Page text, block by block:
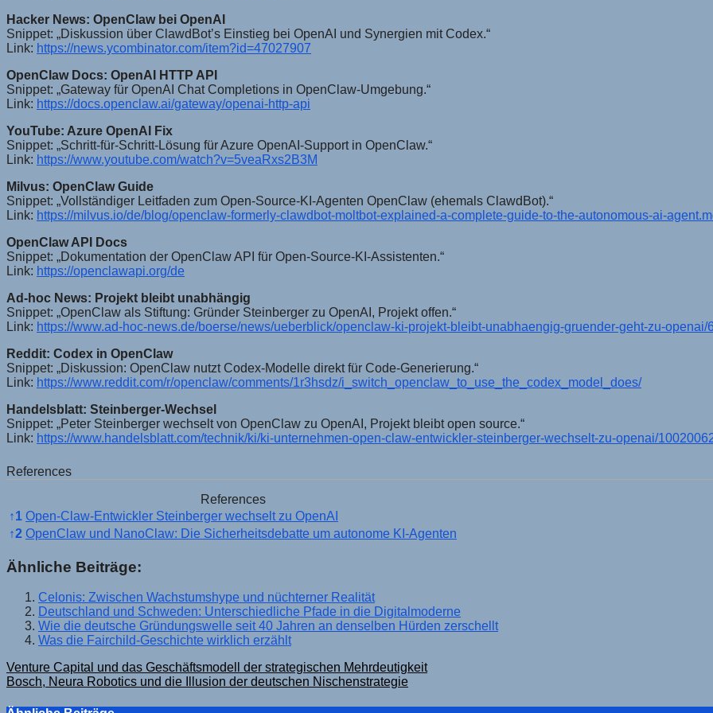
Hacker News: OpenClaw bei OpenAI
Snippet: „Diskussion über ClawdBot’s Einstieg bei OpenAI und Synergien mit Codex.“
Link: https://news.ycombinator.com/item?id=47027907
OpenClaw Docs: OpenAI HTTP API
Snippet: „Gateway für OpenAI Chat Completions in OpenClaw-Umgebung.“
Link: https://docs.openclaw.ai/gateway/openai-http-api
YouTube: Azure OpenAI Fix
Snippet: „Schritt-für-Schritt-Lösung für Azure OpenAI-Support in OpenClaw.“
Link: https://www.youtube.com/watch?v=5veaRxs2B3M
Milvus: OpenClaw Guide
Snippet: „Vollständiger Leitfaden zum Open-Source-KI-Agenten OpenClaw (ehemals ClawdBot).“
Link: https://milvus.io/de/blog/openclaw-formerly-clawdbot-moltbot-explained-a-complete-guide-to-the-autonomous-ai-
OpenClaw API Docs
Snippet: „Dokumentation der OpenClaw API für Open-Source-KI-Assistenten.“
Link: https://openclawapi.org/de
Ad-hoc News: Projekt bleibt unabhängig
Snippet: „OpenClaw als Stiftung: Gründer Steinberger zu OpenAI, Projekt offen.“
Link: https://www.ad-hoc-news.de/boerse/news/ueberblick/openclaw-ki-projekt-bleibt-unabhaengig-gruender-geht-zu-openai/
Reddit: Codex in OpenClaw
Snippet: „Diskussion: OpenClaw nutzt Codex-Modelle direkt für Code-Generierung.“
Link: https://www.reddit.com/r/openclaw/comments/1r3hsdz/i_switch_openclaw_to_use_the_codex_model_does/
Handelsblatt: Steinberger-Wechsel
Snippet: „Peter Steinberger wechselt von OpenClaw zu OpenAI, Projekt bleibt open source.“
Link: https://www.handelsblatt.com/technik/ki/ki-unternehmen-open-claw-entwickler-steinberger-wechselt-zu-openai/
References
References
↑1 Open-Claw-Entwickler Steinberger wechselt zu OpenAI
↑2 OpenClaw und NanoClaw: Die Sicherheitsdebatte um autonome KI-Agenten
Ähnliche Beiträge:
Celonis: Zwischen Wachstumshype und nüchterner Realität
Deutschland und Schweden: Unterschiedliche Pfade in die Digitalmoderne
Wie die deutsche Gründungswelle seit 40 Jahren an denselben Hürden zerschellt
Was die Fairchild-Geschichte wirklich erzählt
Beitragsnavigation
Venture Capital und das Geschäftsmodell der strategischen Mehrdeutigkeit
Bosch, Neura Robotics und die Illusion der deutschen Nischenstrategie